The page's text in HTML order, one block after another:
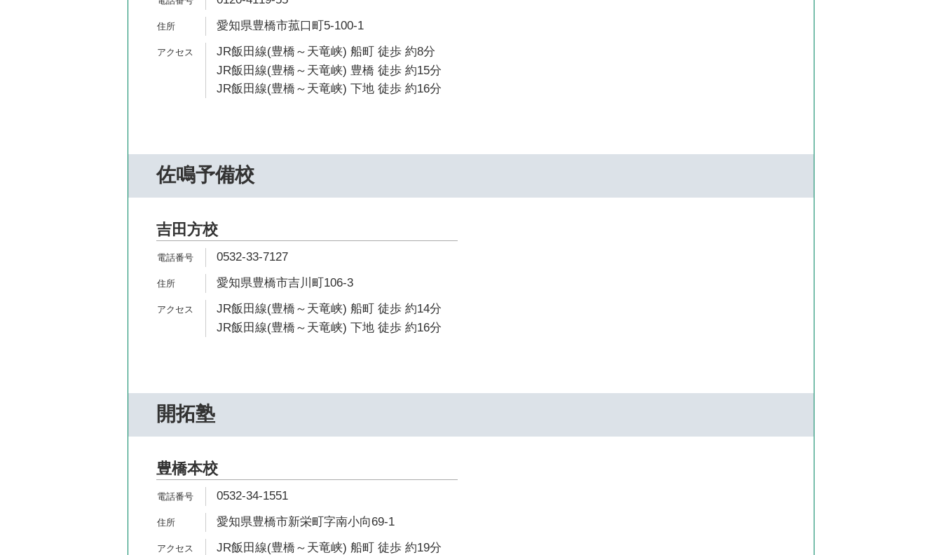
愛知県豊橋市菰口町5-100-1
JR飯田線(豊橋～天竜峡) 船町 徒歩 約8分
JR飯田線(豊橋～天竜峡) 豊橋 徒歩 約15分
JR飯田線(豊橋～天竜峡) 下地 徒歩 約16分
佐鳴予備校
吉田方校
0532-33-7127
愛知県豊橋市吉川町106-3
JR飯田線(豊橋～天竜峡) 船町 徒歩 約14分
JR飯田線(豊橋～天竜峡) 下地 徒歩 約16分
開拓塾
豊橋本校
0532-34-1551
愛知県豊橋市新栄町字南小向69-1
JR飯田線(豊橋～天竜峡) 船町 徒歩 約19分